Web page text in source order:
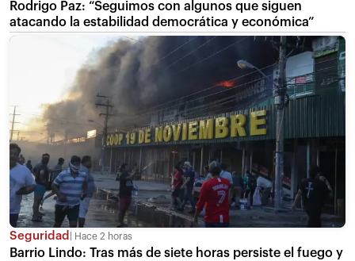
Rodrigo Paz: “Seguimos con algunos que siguen
atacando la estabilidad democrática y económica”
Seguridad Hace 2 horas
Barrio Lindo: Tras más de siete horas persiste el fuego y